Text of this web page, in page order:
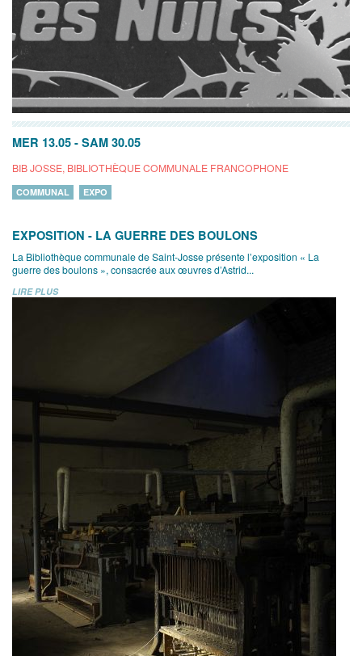
MER 13.05 - SAM 30.05
BIB JOSSE, BIBLIOTHÈQUE COMMUNALE FRANCOPHONE
COMMUNAL EXPO
EXPOSITION - LA GUERRE DES BOULONS
La Bibliothèque communale de Saint-Josse présente l’exposition « La
guerre des boulons », consacrée aux œuvres d’Astrid...
LIRE PLUS